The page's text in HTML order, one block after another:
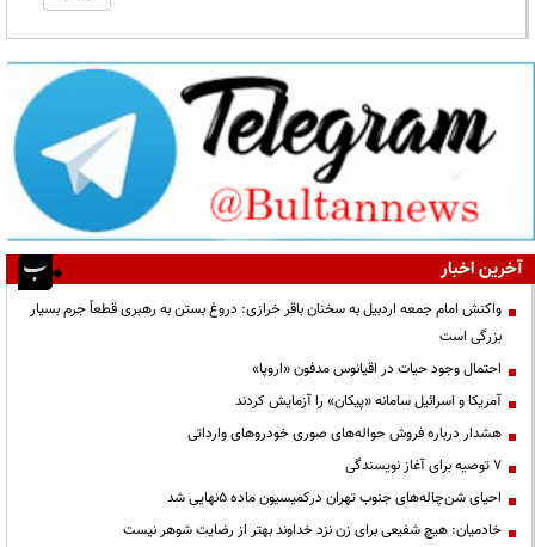
آخرین اخبار
واکنش امام جمعه اردبیل به سخنان باقر خرازی: دروغ بستن به رهبری قطعاً جرم بسیار
بزرگی است
احتمال وجود حیات در اقیانوس مدفون «اروپا»
آمریکا و اسرائیل سامانه «پیکان» را آزمایش کردند
هشدار درباره فروش حواله‌های صوری خودروهای وارداتی
۷ توصیه برای آغاز نویسندگی
احیای شن‌چاله‌های جنوب تهران درکمیسیون ماده ۵نهایی شد
خادمیان: هیچ شفیعی برای زن نزد خداوند بهتر از رضایت شوهر نیست